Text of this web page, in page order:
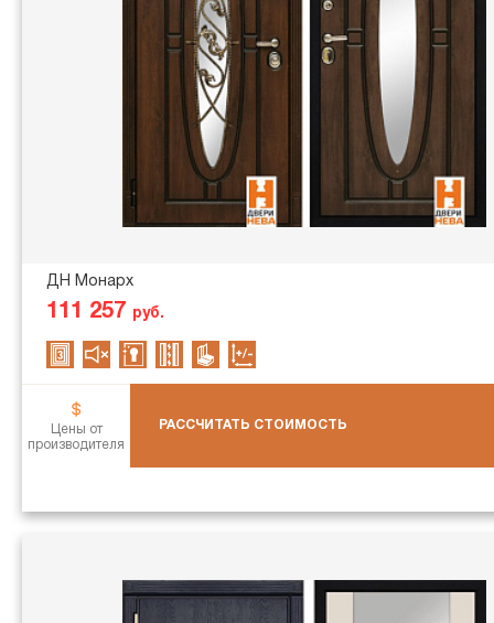
ДН Монарх
111 257 руб.
Цены от
производителя
РАССЧИТАТЬ СТОИМОСТЬ